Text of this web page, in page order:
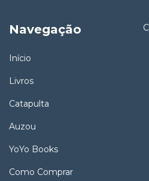
Navegação
Início
Livros
Catapulta
Auzou
YoYo Books
Como Comprar